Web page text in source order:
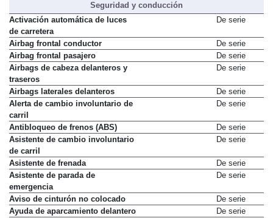
Seguridad y conducción
Activación automática de luces
de carretera
De serie
Airbag frontal conductor
De serie
Airbag frontal pasajero
De serie
Airbags de cabeza delanteros y
traseros
De serie
Airbags laterales delanteros
De serie
Alerta de cambio involuntario de
carril
De serie
Antibloqueo de frenos (ABS)
De serie
Asistente de cambio involuntario
de carril
De serie
Asistente de frenada
De serie
Asistente de parada de
emergencia
De serie
Aviso de cinturón no colocado
De serie
Ayuda de aparcamiento delantero
De serie